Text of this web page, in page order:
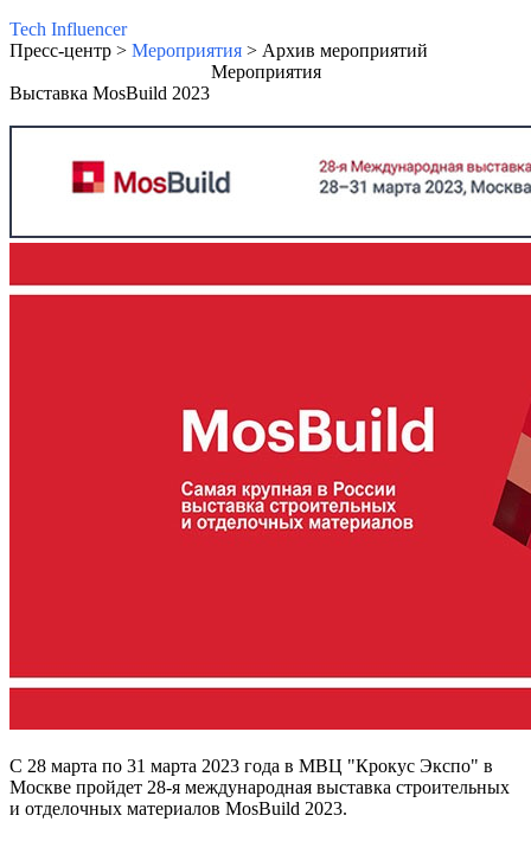
Tech Influencer
Пресс-центр > Мероприятия > Архив мероприятий
Мероприятия
Выставка MosBuild 2023
С 28 марта по 31 марта 2023 года в МВЦ "Крокус Экспо" в
Москве пройдет 28-я международная выставка строительных
и отделочных материалов MosBuild 2023.